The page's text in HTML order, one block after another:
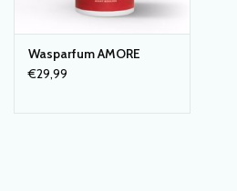
Wasparfum AMORE
€29,99